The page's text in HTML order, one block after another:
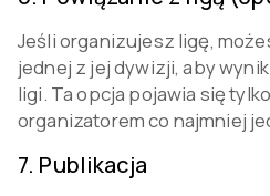
Jeśli organizujesz ligę,
jednej z jej dywizji, aby
ligi. Ta opcja pojawia się
organizatorem co najmniej
7. Publikacja